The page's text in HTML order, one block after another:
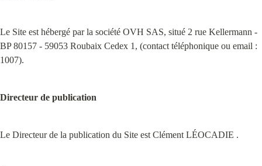
Le Site est hébergé par la société OVH SAS, situé 2 rue Kellermann -
BP 80157 - 59053 Roubaix Cedex 1, (contact téléphonique ou email :
1007).
Directeur de publication
Le Directeur de la publication du Site est Clément LÉOCADIE .